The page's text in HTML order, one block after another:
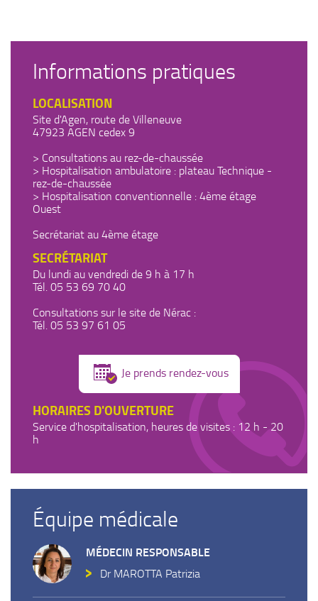
Informations pratiques
LOCALISATION
Site d'Agen, route de Villeneuve
47923 AGEN cedex 9
> Consultations au rez-de-chaussée
> Hospitalisation ambulatoire : plateau Technique -
rez-de-chaussée
> Hospitalisation conventionnelle : 4ème étage
Ouest
Secrétariat au 4ème étage
SECRÉTARIAT
Du lundi au vendredi de 9 h à 17 h
Tél. 05 53 69 70 40
Consultations sur le site de Nérac :
Tél. 05 53 97 61 05
Je prends rendez-vous
HORAIRES D'OUVERTURE
Service d'hospitalisation, heures de visites : 12 h - 20
h
Équipe médicale
MÉDECIN RESPONSABLE
Dr MAROTTA Patrizia